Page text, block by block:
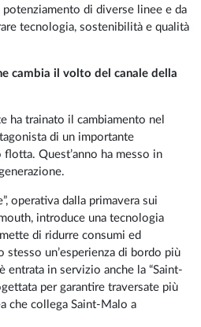
potenziamento di diverse linee e da
tecnologia, sostenibilità e qualità
cambia il volto del canale della
ha trainato il cambiamento nel
di un importante
Quest’anno ha messo in
operativa dalla primavera sui
introduce una tecnologia
di ridurre consumi ed
un’esperienza di bordo più
in servizio anche la “Saint-
per garantire traversate più
che collega Saint-Malo a